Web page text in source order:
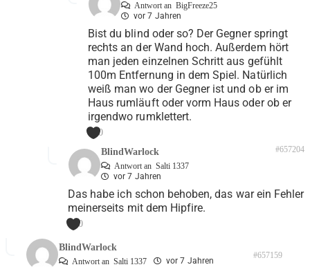
Antwort an BigFreeze25
vor 7 Jahren
Bist du blind oder so? Der Gegner springt
rechts an der Wand hoch. Außerdem hört
man jeden einzelnen Schritt aus gefühlt
100m Entfernung in dem Spiel. Natürlich
weiß man wo der Gegner ist und ob er im
Haus rumläuft oder vorm Haus oder ob er
irgendwo rumklettert.
0
BlindWarlock
Antwort an Salti 1337
vor 7 Jahren
#657204
Das habe ich schon behoben, das war ein Fehler
meinerseits mit dem Hipfire.
0
BlindWarlock
Antwort an Salti 1337 vor 7 Jahren
#657159